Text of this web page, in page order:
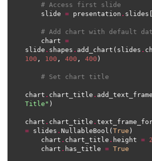
# Access first slide
    slide
= presentation . slides[
# Add chart with default
    chart
=
slide . shapes . add_chart(slides .
100 , 100 , 400 , 400
# Set chart title
chart . chart_title .
Title"
chart . chart_title .
= slides . NullableBool( True
    chart
. chart_title . height =
    chart
. has_title = True